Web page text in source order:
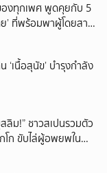
องทุกเพศ พูดคุยกับ 5
’ ที่พร้อมพาผู้โดยสาร
‘เนื้อสุนัข’ บำรุงกำลัง
ลิม!” ชาวสเปนรวมตัว
โก ขับไล่ผู้อพยพใน